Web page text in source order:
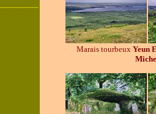
Marais tourbeux Yeun